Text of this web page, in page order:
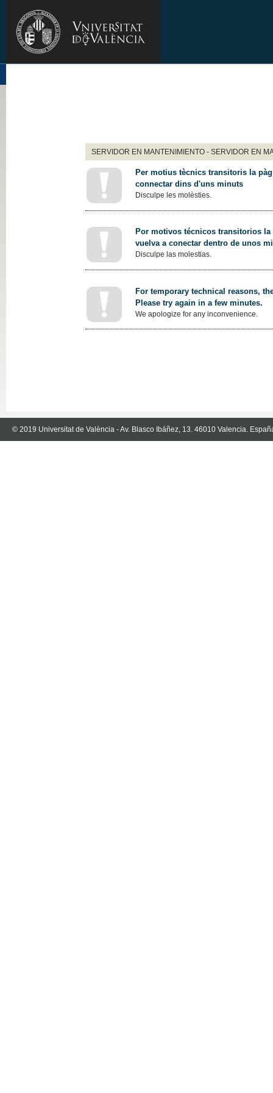
SERVIDOR EN MANTENIMIENTO - SERVIDOR EN
Per motius tècnics transitoris la
connectar dins d'uns minuts
Disculpe les molèsties.
Por motivos técnicos transitorios
vuelva a conectar dentro de unos
Disculpe las molestias.
For temporary technical reasons,
Please try again in a few minutes.
We apologize for any inconvenience.
© 2019 Universitat de València - Av. Blasco Ibáñez, 13. 46010 Valencia.